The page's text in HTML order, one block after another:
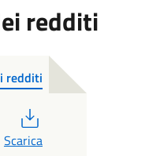
redditi
redditi
Scarica